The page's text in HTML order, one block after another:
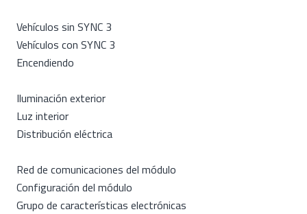
Vehículos sin SYNC 3
Vehículos con SYNC 3
Encendiendo
Iluminación exterior
Luz interior
Distribución eléctrica
Red de comunicaciones del módulo
Configuración del módulo
Grupo de características electrónicas